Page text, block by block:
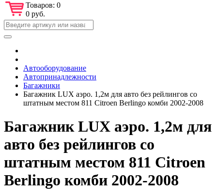
Товаров: 0
0 руб.
Автооборудование
Автопринадлежности
Багажники
Багажник LUX аэро. 1,2м для авто без рейлингов со
штатным местом 811 Citroen Berlingo комби 2002-2008
Багажник LUX аэро. 1,2м для
авто без рейлингов со
штатным местом 811 Citroen
Berlingo комби 2002-2008